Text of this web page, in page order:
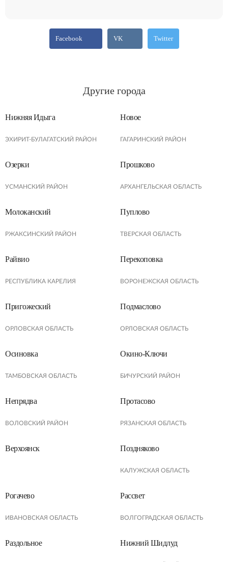
Facebook VK Twitter
Другие города
Нижняя Идыга
ЭХИРИТ-БУЛАГАТСКИЙ РАЙОН
Новое
ГАГАРИНСКИЙ РАЙОН
Озерки
УСМАНСКИЙ РАЙОН
Прошково
АРХАНГЕЛЬСКАЯ ОБЛАСТЬ
Молоканский
РЖАКСИНСКИЙ РАЙОН
Пуплово
ТВЕРСКАЯ ОБЛАСТЬ
Райвио
РЕСПУБЛИКА КАРЕЛИЯ
Перекоповка
ВОРОНЕЖСКАЯ ОБЛАСТЬ
Пригожеский
ОРЛОВСКАЯ ОБЛАСТЬ
Подмаслово
ОРЛОВСКАЯ ОБЛАСТЬ
Осиновка
ТАМБОВСКАЯ ОБЛАСТЬ
Окино-Ключи
БИЧУРСКИЙ РАЙОН
Непрядва
ВОЛОВСКИЙ РАЙОН
Протасово
РЯЗАНСКАЯ ОБЛАСТЬ
Верхоянск Поздняково
КАЛУЖСКАЯ ОБЛАСТЬ
Рогачево
ИВАНОВСКАЯ ОБЛАСТЬ
Рассвет
ВОЛГОГРАДСКАЯ ОБЛАСТЬ
Раздольное Нижний Шидлуд